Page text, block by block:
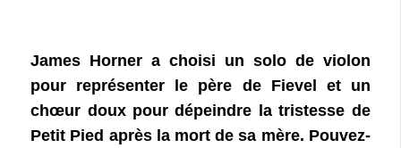
James Horner a choisi un solo de violon
pour représenter le père de Fievel et un
chœur doux pour dépeindre la tristesse de
Petit Pied après la mort de sa mère. Pouvez-